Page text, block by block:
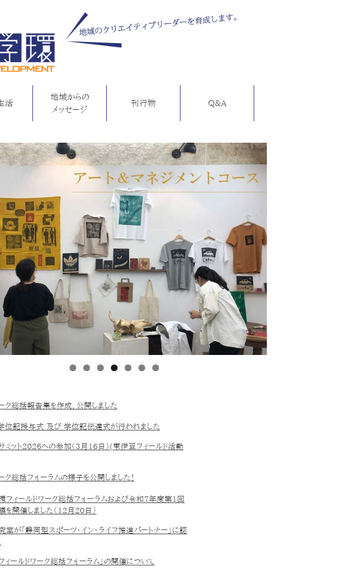
活
地域からの
メッセージ
刊行物 Q&A
ク総括報告集を作成、公開しました
位記授与式 及び 学位記伝達式が行われました
ミット2026への参加（3月16日）(東伊豆フィールド活動
ク総括フォーラムの様子を公開しました！
フィールドワーク総括フォーラムおよび令和7年度第1回
開催しました（12月20日）
が「静岡型スポーツ・イン・ライフ推進パートナー」に認
ィールドワーク総括フォーラム」の開催について